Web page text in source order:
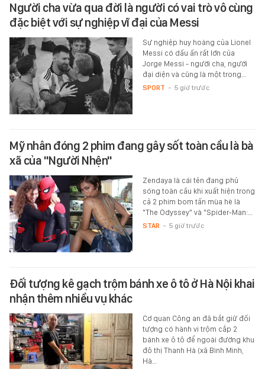
Người cha vừa qua đời là người có vai trò vô cùng
đặc biệt với sự nghiệp vĩ đại của Messi
Sự nghiệp huy hoàng của Lionel
Messi có dấu ấn rất lớn của
Jorge Messi - người cha, người
đại diện và cũng là một trong…
SPORT - 5 giờ trước
Mỹ nhân đóng 2 phim đang gây sốt toàn cầu là bà
xã của "Người Nhện"
Zendaya là cái tên đang phủ
sóng toàn cầu khi xuất hiện trong
cả 2 phim bom tấn mùa hè là
"The Odyssey" và "Spider-Man:…
STAR - 5 giờ trước
Đối tượng kê gạch trộm bánh xe ô tô ở Hà Nội khai
nhận thêm nhiều vụ khác
Cơ quan Công an đã bắt giữ đối
tượng có hành vi trộm cắp 2
bánh xe ô tô để ngoài đường khu
đô thị Thanh Hà (xã Bình Minh,
Hà…